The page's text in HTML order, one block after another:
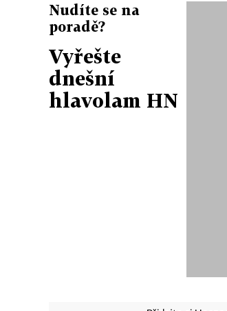
Nudíte se na
poradě?
Vyřešte
dnešní
hlavolam HN